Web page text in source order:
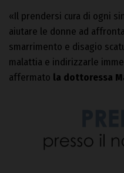
«Il prendersi cura di ogni
aiutare le donne ad
smarrimento e disagio
malattia e indirizzarle
affermato la dottoressa